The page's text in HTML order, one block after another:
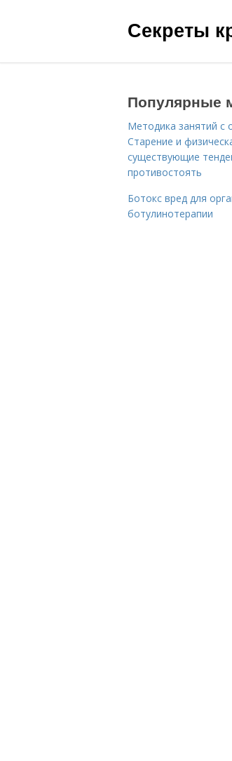
Секреты
Популярные
Методика занятий
Старение и
существующие
противостоять
Ботокс вред для
ботулинотерапии